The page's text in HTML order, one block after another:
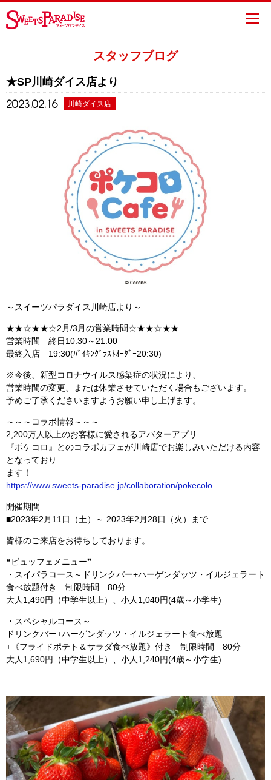
スタッフブログ
★SP川崎ダイス店より
2023.02.16 川崎ダイス店
～スイーツパラダイス川崎店より～
★★☆★★☆2月/3月の営業時間☆★★☆★★
営業時間 終日10:30～21:00
最終入店 19:30(ﾊﾞｲｷﾝｸﾞﾗｽﾄｵｰﾀﾞｰ20:30)
※今後、新型コロナウイルス感染症の状況により、
営業時間の変更、または休業させていただく場合もございます。
予めご了承くださいますようお願い申し上げます。
～～～コラボ情報～～～
2,200万人以上のお客様に愛されるアバターアプリ
『ポケコロ』とのコラボカフェが川崎店でお楽しみいただける内容
となっており
ます！
https://www.sweets-paradise.jp/collaboration/pokecolo
開催期間
■2023年2月11日（土）～ 2023年2月28日（火）まで
皆様のご来店をお待ちしております。
❝ビュッフェメニュー❞
・スイパラコース～ドリンクバー+ハーゲンダッツ・イルジェラート
食べ放題付き 制限時間 80分
大人1,490円（中学生以上）、小人1,040円(4歳～小学生)
・スペシャルコース～
ドリンクバー+ハーゲンダッツ・イルジェラート食べ放題
+《フライドポテト＆サラダ食べ放題》付き 制限時間 80分
大人1,690円（中学生以上）、小人1,240円(4歳～小学生)